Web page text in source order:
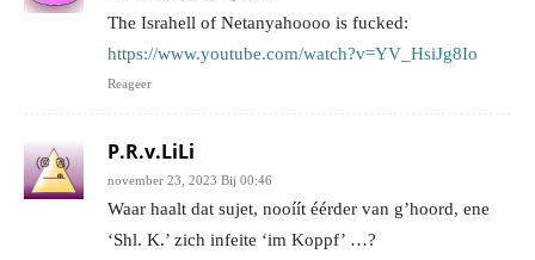
The Israhell of Netanyahoooo is fucked:
https://www.youtube.com/watch?v=YV_HsiJg8Io
Reageer
P.R.v.LiLi
november 23, 2023 Bij 00:46
Waar haalt dat sujet, nooíít éérder van g’hoord, ene
‘Shl. K.’ zich infeite ‘im Koppf’ …?